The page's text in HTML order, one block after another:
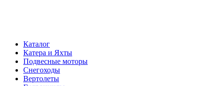
Каталог
Катера и Яхты
Подвесные моторы
Снегоходы
Вертолеты